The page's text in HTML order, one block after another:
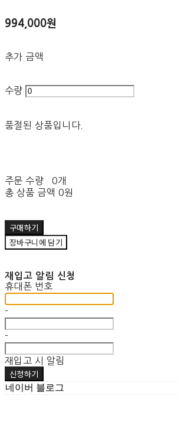
994,000원
추가 금액
수량
품절된 상품입니다.
주문 수량
0개
총 상품 금액 0원
구매하기
장바구니에 담기
재입고 알림 신청
휴대폰 번호
-
-
재입고 시 알림
신청하기
네이버 블로그